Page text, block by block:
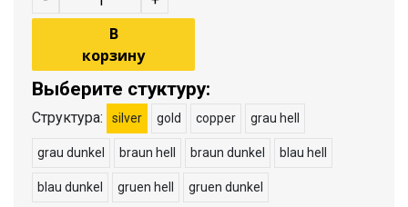
В
корзину
Выберите стуктуру:
Структура: silver gold copper grau hell
grau dunkel braun hell braun dunkel blau hell
blau dunkel gruen hell gruen dunkel